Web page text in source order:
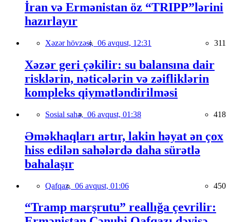
İran və Ermənistan öz “TRIPP”lərini
hazırlayır
Xəzər hövzəsi, 06 avqust, 12:31 311
Xəzər geri çəkilir: su balansına dair
risklərin, nəticələrin və zəifliklərin
kompleks qiymətləndirilməsi
Sosial sahə, 06 avqust, 01:38 418
Əməkhaqları artır, lakin həyat ən çox
hiss edilən sahələrdə daha sürətlə
bahalaşır
Qafqaz, 06 avqust, 01:06 450
“Tramp marşrutu” reallığa çevrilir: